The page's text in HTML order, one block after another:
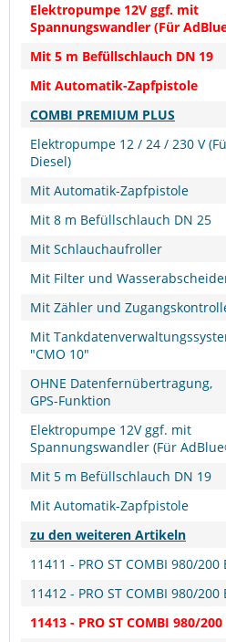
Elektropumpe 12V ggf. mit
Spannungswandler (Für
Mit 5 m Befüllschlauch DN 19
Mit Automatik-Zapfpistole
COMBI PREMIUM PLUS
Elektropumpe 12 / 24 / 230 V
Diesel)
Mit Automatik-Zapfpistole
Mit 8 m Befüllschlauch DN 25
Mit Schlauchaufroller
Mit Filter und
Mit Zähler und
Mit
"CMO 10"
OHNE Datenfernübertragung,
GPS-Funktion
Elektropumpe 12V ggf. mit
Spannungswandler (Für
Mit 5 m Befüllschlauch DN 19
Mit Automatik-Zapfpistole
zu den weiteren Artikeln
11411 - PRO ST COMBI 980/200
11412 - PRO ST COMBI 980/200
11413 - PRO ST COMBI 980/